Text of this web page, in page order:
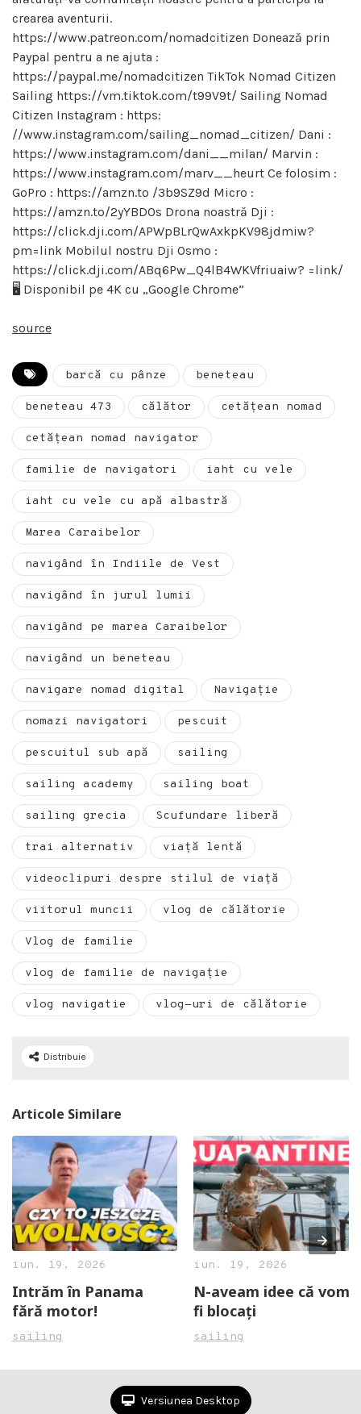
crearea aventurii.
https://www.patreon.com/nomadcitizen Donează prin
Paypal pentru a ne ajuta :
https://paypal.me/nomadcitizen TikTok Nomad Citizen
Sailing https://vm.tiktok.com/t99V9t/ Sailing Nomad
Citizen Instagram : https:
//www.instagram.com/sailing_nomad_citizen/ Dani :
https://www.instagram.com/dani__milan/ Marvin :
https://www.instagram.com/marv__heurt Ce folosim :
GoPro : https://amzn.to /3b9SZ9d Micro :
https://amzn.to/2yYBDOs Drona noastră Dji :
https://click.dji.com/APWpBLrQwAxkpKV98jdmiw?
pm=link Mobilul nostru Dji Osmo :
https://click.dji.com/ABq6Pw_Q4lB4WKVfriuaiw? =link/
🖥 Disponibil pe 4K cu „Google Chrome”
source
barcă cu pânze beneteau
beneteau 473 călător cetățean nomad
cetăţean nomad navigator
familie de navigatori iaht cu vele
iaht cu vele cu apă albastră
Marea Caraibelor
navigând în Indiile de Vest
navigând în jurul lumii
navigând pe marea Caraibelor
navigând un beneteau
navigare nomad digital Navigație
nomazi navigatori pescuit
pescuitul sub apă sailing
sailing academy sailing boat
sailing grecia Scufundare liberă
trai alternativ viaţă lentă
videoclipuri despre stilul de viață
viitorul muncii vlog de călătorie
Vlog de familie
vlog de familie de navigație
vlog navigatie vlog-uri de călătorie
Distribuie
Articole Similare
iun. 19, 2026
Intrăm în Panama
fără motor!
sailing
iun. 19, 2026
N-aveam idee că vom
fi blocați
sailing
Versiunea Desktop